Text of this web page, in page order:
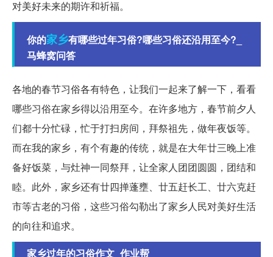
对美好未来的期许和祈福。
你的家乡有哪些过年习俗?哪些习俗还沿用至今?_
马蜂窝问答
各地的春节习俗各有特色，让我们一起来了解一下，看看
哪些习俗在家乡得以沿用至今。在许多地方，春节前夕人
们都十分忙碌，忙于打扫房间，拜祭祖先，做年夜饭等。
而在我的家乡，有个有趣的传统，就是在大年廿三晚上准
备好饭菜，与灶神一同祭拜，让全家人团团圆圆，团结和
睦。此外，家乡还有廿四掸蓬壅、廿五赶长工、廿六克赶
市等古老的习俗，这些习俗勾勒出了家乡人民对美好生活
的向往和追求。
家乡过年的习俗作文_作业帮